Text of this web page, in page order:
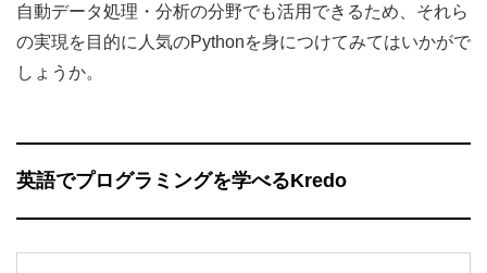
自動データ処理・分析の分野でも活用できるため、それら
の実現を目的に人気のPythonを身につけてみてはいかがで
しょうか。
英語でプログラミングを学べるKredo